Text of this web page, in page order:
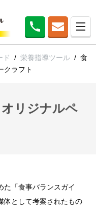
ド / 栄養指導ツール / 食
クラフト
リジナルペ
た「食事バランスガイ
体として考案されたもの